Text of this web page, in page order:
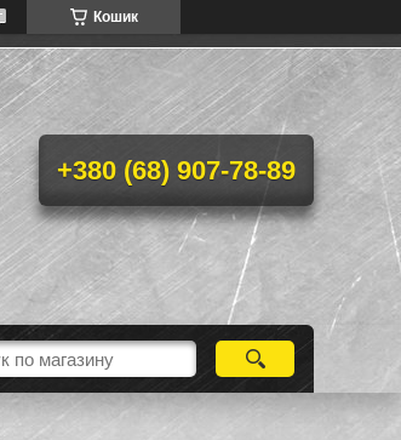
Кошик
+380 (68) 907-78-89